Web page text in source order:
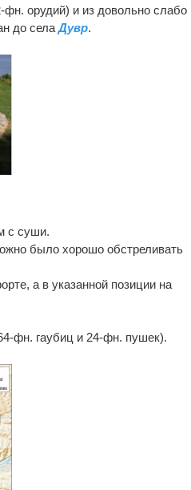
орудий) и из довольно слабо
до селаДувр.
с суши.
было хорошо обстреливать
а в указанной позиции на
фн. гаубиц и 24-фн. пушек).